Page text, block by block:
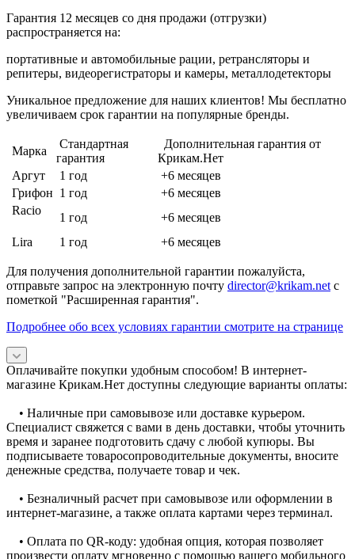
Гарантия 12 месяцев со дня продажи (отгрузки)
распространяется на:
портативные и автомобильные рации, ретрансляторы и
репитеры, видеорегистраторы и камеры, металлодетекторы
Уникальное предложение для наших клиентов! Мы бесплатно
увеличиваем срок гарантии на популярные бренды.
Марка
Стандартная
гарантия
Дополнительная гарантия от
Крикам.Нет
Аргут
1 год
+6 месяцев
Грифон 1 год
+6 месяцев
Racio
1 год
+6 месяцев
Lira
1 год +6 месяцев
Для получения дополнительной гарантии пожалуйста,
отправьте запрос на электронную почту director@krikam.net с
пометкой "Расширенная гарантия".
Подробнее обо всех условиях гарантии смотрите на странице
Оплачивайте покупки удобным способом! В интернет-
магазине Крикам.Нет доступны следующие варианты оплаты:
• Наличные при самовывозе или доставке курьером.
Специалист свяжется с вами в день доставки, чтобы уточнить
время и заранее подготовить сдачу с любой купюры. Вы
подписываете товаросопроводительные документы, вносите
денежные средства, получаете товар и чек.
• Безналичный расчет при самовывозе или оформлении в
интернет-магазине, а также оплата картами через терминал.
• Оплата по QR-коду: удобная опция, которая позволяет
произвести оплату мгновенно с помощью вашего мобильного